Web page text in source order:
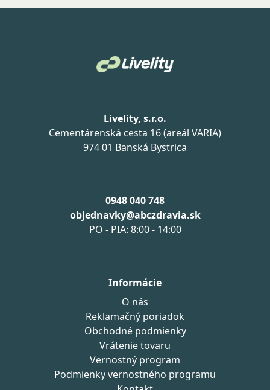
Livelity, s.r.o.
Cementárenská cesta 16 (areál VARIA)
974 01 Banská Bystrica
0948 040 748
objednavky@abczdravia.sk
PO - PIA: 8:00 - 14:00
Informácie
O nás
Reklamačný poriadok
Obchodné podmienky
Vrátenie tovaru
Vernostný program
Podmienky vernostného programu